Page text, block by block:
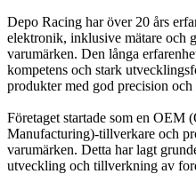
Depo Racing har över 20 års
elektronik, inklusive mätare och
varumärken. Den långa
kompetens och stark
produkter med god precision
Företaget startade som en OEM
Manufacturing)-tillverkare och
varumärken. Detta har lagt
utveckling och tillverkning av